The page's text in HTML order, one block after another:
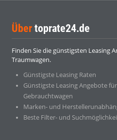
Über toprate24.de
Finden Sie die günstigsten Leasing
Traumwagen.
Günstigste Leasing Raten
Günstigste Leasing Angebote
Gebrauchtwagen
Marken- und
Beste Filter- und